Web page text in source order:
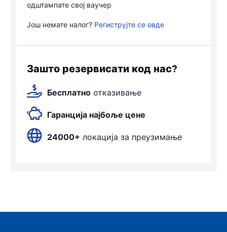
одштампате свој ваучер
Још немате налог? Региструјте се овде
Зашто резервисати код нас?
Бесплатно отказивање
Гаранција најбоље цене
24000+ локација за преузимање